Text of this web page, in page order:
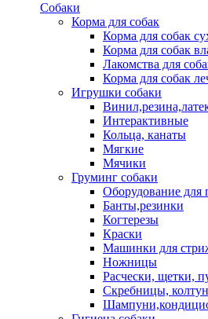
Собаки
Корма для собак
Корма для собак
Корма для собак
Лакомства для
Корма для собак
Игрушки собаки
Интерактивные
Кольца, канаты
Мягкие
Мячики
Груминг собаки
Оборудование для
Банты,резинки
Когтерезы
Краски
Машинки для
Ножницы
Расчески, щетки,
Скребницы,